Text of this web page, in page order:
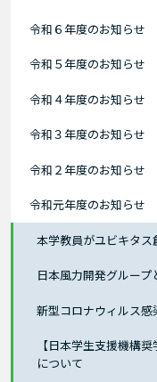
令和６年度のお知らせ
令和５年度のお知らせ
令和４年度のお知らせ
令和３年度のお知らせ
令和２年度のお知らせ
令和元年度のお知らせ
本学教員がユビキタ
日本風力開発グルー
新型コロナウィルス感
【日本学生支援機構
について